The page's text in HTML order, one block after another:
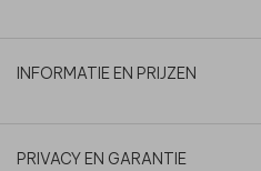
INFORMATIE EN PRIJZEN
PRIVACY EN GARANTIE